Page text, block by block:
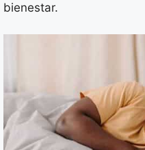
bienestar.